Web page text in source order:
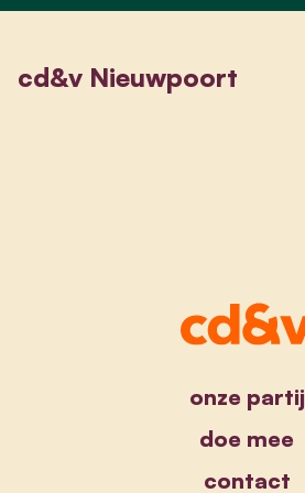
cd&v Nieuwpoort
onze partij
doe mee
contact